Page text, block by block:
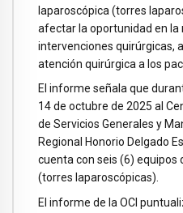
laparoscópica (torres
afectar la oportunidad en la
intervenciones quirúrgicas,
atención quirúrgica a los
El informe señala que
14 de octubre de 2025 al
de Servicios Generales y
Regional Honorio Delgado
cuenta con seis (6) equipos
(torres laparoscópicas).
El informe de la OCI